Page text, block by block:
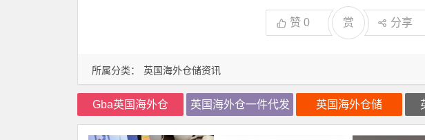
所属分类： 英国海外仓储资讯
赞 0 赏 分享
Gba英国海外仓 英国海外仓一件代发 英国海外仓储